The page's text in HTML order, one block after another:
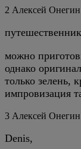
2 Алексей Онегин
можно
однако
только зелень,
импровизация
3 Алексей Онегин
Denis,